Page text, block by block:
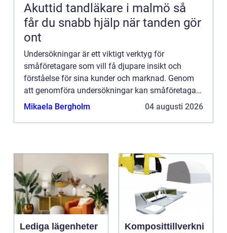
Akuttid tandläkare i malmö så
får du snabb hjälp när tanden gör
ont
Undersökningar är ett viktigt verktyg för
småföretagare som vill få djupare insikt och
förståelse för sina kunder och marknad. Genom
att genomföra undersökningar kan småföretagare
få värdefull information som kan hjälpa dem att
Mikaela Bergholm 04 augusti 2026
Lediga lägenheter
Komposittillverkni